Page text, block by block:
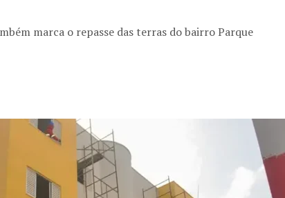
marca o repasse das terras do bairro Parque